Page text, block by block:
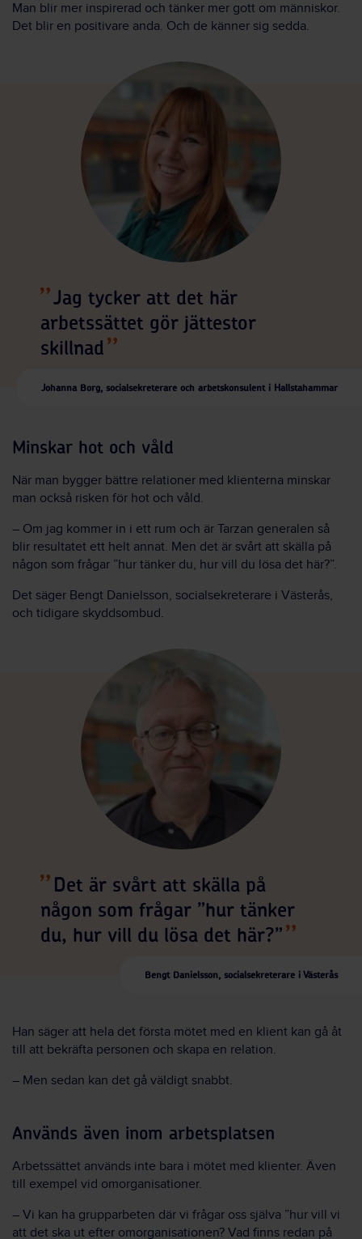
Man blir mer inspirerad och tänker mer gott om människor.
Det blir en positivare anda. Och de känner sig sedda.
Jag tycker att det här
arbetssättet gör jättestor
skillnad
Johanna Borg, socialsekreterare och arbetskonsulent i Hallstahammar
Minskar hot och våld
När man bygger bättre relationer med klienterna minskar
man också risken för hot och våld.
– Om jag kommer in i ett rum och är Tarzan generalen så
blir resultatet ett helt annat. Men det är svårt att skälla på
någon som frågar ”hur tänker du, hur vill du lösa det här?”.
Det säger Bengt Danielsson, socialsekreterare i Västerås,
och tidigare skyddsombud.
Det är svårt att skälla på
någon som frågar ”hur tänker
du, hur vill du lösa det här?”
Bengt Danielsson, socialsekreterare i Västerås
Han säger att hela det första mötet med en klient kan gå åt
till att bekräfta personen och skapa en relation.
– Men sedan kan det gå väldigt snabbt.
Används även inom arbetsplatsen
Arbetssättet används inte bara i mötet med klienter. Även
till exempel vid omorganisationer.
– Vi kan ha grupparbeten där vi frågar oss själva ”hur vill vi
att det ska ut efter omorganisationen? Vad finns redan på